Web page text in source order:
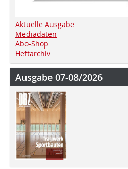
Aktuelle Ausgabe
Mediadaten
Abo-Shop
Heftarchiv
Ausgabe 07-08/2026